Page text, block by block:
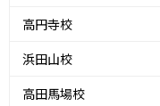
高円寺校
浜田山校
高田馬場校